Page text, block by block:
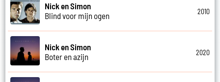
Nick en Simon
Blind voor mijn ogen
2010
Nick en Simon
Boter en azijn
2020